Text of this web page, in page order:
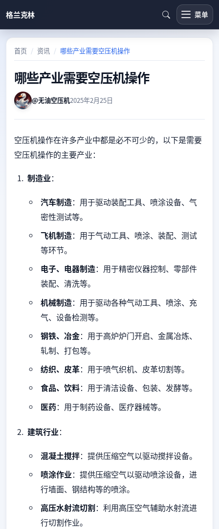
格兰克林 菜单
首页 资讯 哪些产业需要空压机操作
哪些产业需要空压机操作
@无油空压机2025年2月25日
空压机操作在许多产业中都是必不可少的，以下是需要
空压机操作的主要产业：
制造业：
汽车制造：用于驱动装配工具、喷涂设备、气
密性测试等。
飞机制造：用于气动工具、喷涂、装配、测试
等环节。
电子、电器制造：用于精密仪器控制、零部件
装配、清洗等。
机械制造：用于驱动各种气动工具、喷涂、充
气、设备检测等。
钢铁、冶金：用于高炉炉门开启、金属冶炼、
轧制、打包等。
纺织、皮革：用于喷气织机、皮革切割等。
食品、饮料：用于清洁设备、包装、发酵等。
医药：用于制药设备、医疗器械等。
建筑行业：
混凝土搅拌：提供压缩空气以驱动搅拌设备。
喷涂作业：提供压缩空气以驱动喷涂设备，进
行墙面、钢结构等的喷涂。
高压水射流切割：利用高压空气辅助水射流进
行切割作业。